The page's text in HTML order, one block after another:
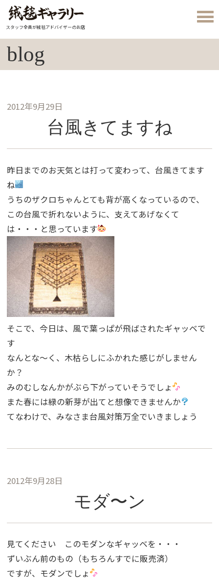
スタッフ全員が絨毯アドバイザーのお店
blog
2012年9月29日
台風きてますね
昨日までのお天気とは打って変わって、台風きてます
ね
うちのザクロちゃんとても背が高くなっているので、
この台風で折れないように、支えてあげなくて
は・・・と思っています
そこで、今日は、風で葉っぱが飛ばされたギャッベで
す
なんとな〜く、木枯らしにふかれた感じがしません
か？
みのむしなんかがぶら下がっていそうでしょ
また春には緑の新芽が出てと想像できませんか
てなわけで、みなさま台風対策万全でいきましょう
2012年9月28日
モダ〜ン
見てください このモダンなギャッベを・・・
ずいぶん前のもの（もちろんすでに販売済）
ですが、モダンでしょ